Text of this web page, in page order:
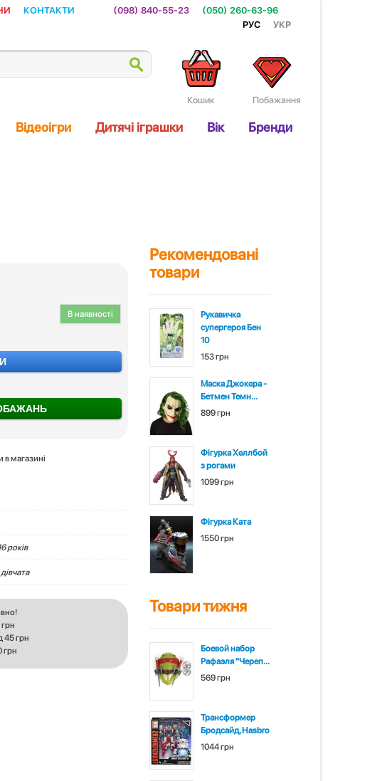
Контакти (098) 840-55-23
(050) 260-63-96
Рус
Укр
Побажання
Кошик
Відеоігри Дитячі іграшки Вік Бренди
В наявності
в магазині
років
45 грн
грн
Рекомендовані
товари
Рукавичка
супергероя Бен
10
153 грн
Маска Джокера -
Бетмен Темн...
899 грн
Фігурка Хеллбой
з рогами
1099 грн
Фігурка Ката
1550 грн
Товари тижня
Боевой набор
Рафаэля "Череп...
569 грн
Трансформер
Бродсайд, Hasbro
1044 грн